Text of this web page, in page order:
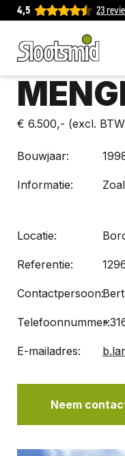
4,5 23
€ 6.500,- (excl.
Bouwjaar:
Informatie:
Locatie:
Referentie:
Contactpersoon:
Telefoonnummer:
E-mailadres:
Neem